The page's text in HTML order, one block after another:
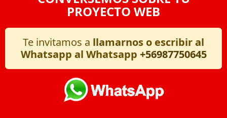
PROYECTO WEB
Te invitamos a llamarnos o escribir al
Whatsapp al Whatsapp +56987750645